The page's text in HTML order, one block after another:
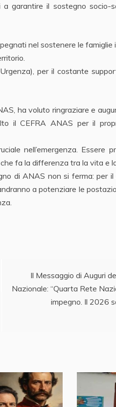
garantire il sostegno socio-
nel sostenere le famiglie
per il costante
ha voluto ringraziare e
il CEFRA ANAS per il
nell’emergenza. Essere
fa la differenza tra la vita e
di ANAS non si ferma: per
a potenziare le
Il Messaggio di Auguri
Nazionale: “Quarta Rete
impegno. Il 2026